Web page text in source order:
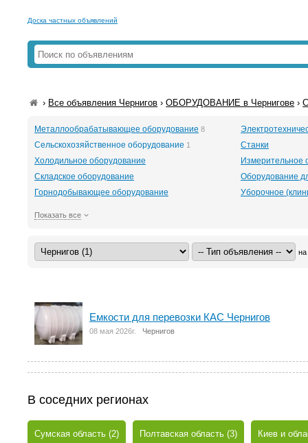
Доска частных объявлений
› Все объявления Чернигов ›ОБОРУДОВАНИЕ в Чернигове ›
Металлообрабатывающее оборудование 8
Сельскохозяйственное оборудование 1
Станки
Холодильное оборудование
Измерительное
Складское оборудование
Оборудование
Горнодобывающее оборудование
Уборочное
Показать все
на
Емкости для перевозки КАС Чернигов
08 мая 2026г. Чернигов
В соседних регионах
Сумская область (2) Полтавская область (3) Киев и